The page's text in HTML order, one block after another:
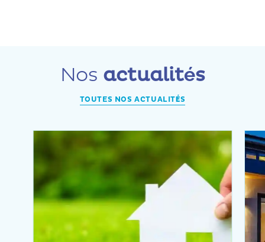
Nos actualités
TOUTES NOS ACTUALITÉS